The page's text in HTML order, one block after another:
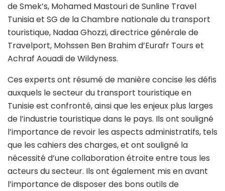
de Smek’s, Mohamed Mastouri de Sunline Travel
Tunisia et SG de la Chambre nationale du transport
touristique, Nadaa Ghozzi, directrice générale de
Travelport, Mohssen Ben Brahim d’Eurafr Tours et
Achraf Aouadi de Wildyness.
Ces experts ont résumé de manière concise les défis
auxquels le secteur du transport touristique en
Tunisie est confronté, ainsi que les enjeux plus larges
de l’industrie touristique dans le pays. Ils ont souligné
l’importance de revoir les aspects administratifs, tels
que les cahiers des charges, et ont souligné la
nécessité d’une collaboration étroite entre tous les
acteurs du secteur. Ils ont également mis en avant
l’importance de disposer des bons outils de